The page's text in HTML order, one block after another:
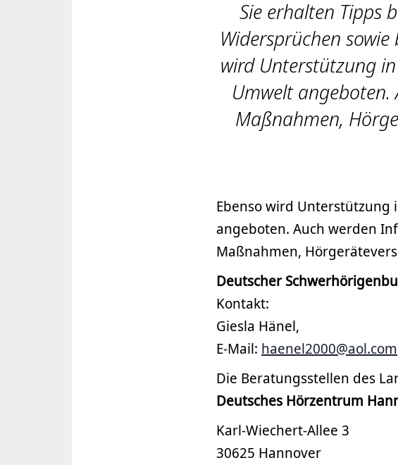
Sie erhalten Tipps
Widersprüchen
wird Unterstützung
Umwelt
Maßnahmen,
Ebenso wird
angeboten. Auch werden
Maßnahmen,
Deutscher
Kontakt:
Giesla Hänel,
E-Mail: haenel2000@aol.com
Die Beratungsstellen des
Deutsches Hörzentrum
Karl-Wiechert-Allee 3
30625 Hannover